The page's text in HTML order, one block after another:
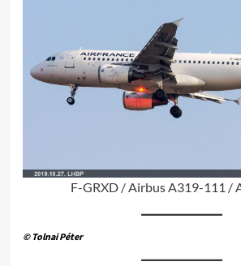
F-GRXD / Airbus A319-111 /
© Tolnai Péter